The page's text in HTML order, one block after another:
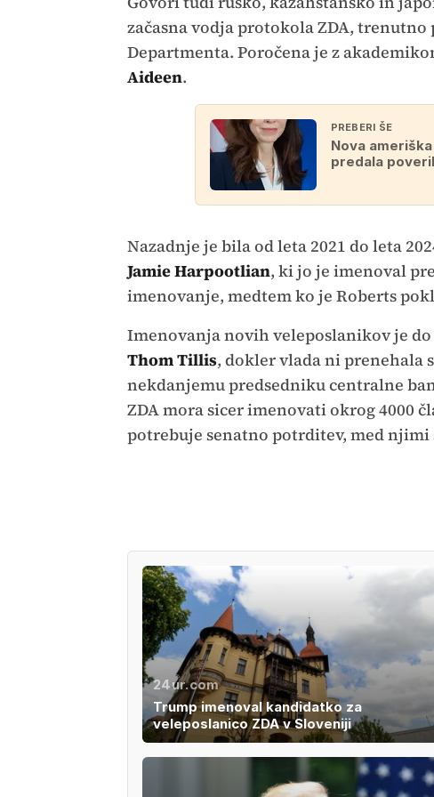
začasna vodja protokola ZDA, trenutno
Departmenta. Poročena je z
Aideen.
PREBERI ŠE
Nova
predala
Nazadnje je bila od leta 2021 do leta
Jamie Harpootlian, ki jo je imenoval
imenovanje, medtem ko je Roberts
Imenovanja novih veleposlanikov je
Thom Tillis, dokler vlada ni prenehala
nekdanjemu predsedniku centralne
ZDA mora sicer imenovati okrog 4000
potrebuje senatno potrditev, med
24ur.com
Trump imenoval kandidatko za
veleposlanico ZDA v Sloveniji